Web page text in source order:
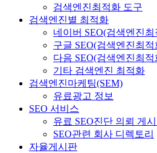
검색엔진최적화 도구
검색엔진별 최적화
네이버 SEO(검색엔진최
구글 SEO(검색엔진최적
다음 SEO(검색엔진최적
기타 검색엔진 최적화
검색엔진마케팅(SEM)
유료광고 정보
SEO 서비스
유료 SEO진단 의뢰 게
SEO관련 회사 디렉토리
자율게시판